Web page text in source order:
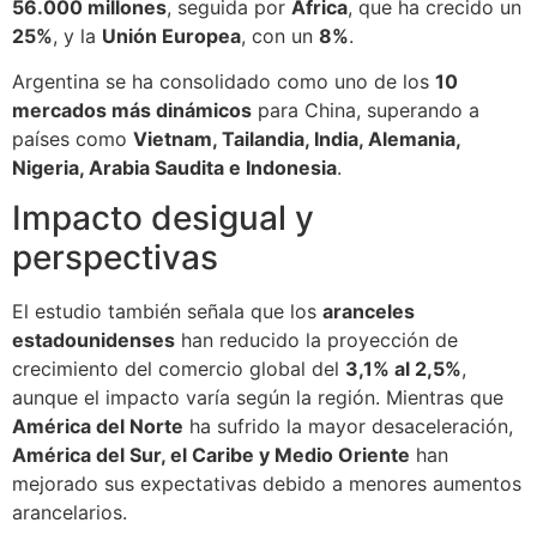
56.000 millones, seguida por África, que ha crecido un
25%, y la Unión Europea, con un 8%.
Argentina se ha consolidado como uno de los 10
mercados más dinámicos para China, superando a
países como Vietnam, Tailandia, India, Alemania,
Nigeria, Arabia Saudita e Indonesia.
Impacto desigual y
perspectivas
El estudio también señala que los aranceles
estadounidenses han reducido la proyección de
crecimiento del comercio global del 3,1% al 2,5%,
aunque el impacto varía según la región. Mientras que
América del Norte ha sufrido la mayor desaceleración,
América del Sur, el Caribe y Medio Oriente han
mejorado sus expectativas debido a menores aumentos
arancelarios.